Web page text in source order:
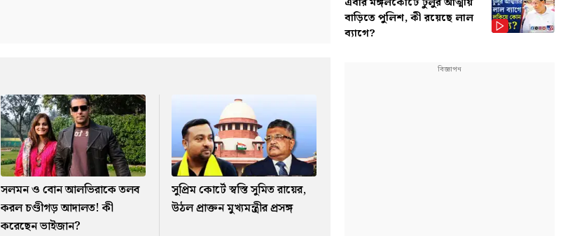
সলমন ও বোন আলভিরাকে তলব
করল চণ্ডীগড় আদালত! কী
করেছেন ভাইজান?
সুপ্রিম কোর্টে স্বস্তি সুমিত রায়ের,
উঠল প্রাক্তন মুখ্যমন্ত্রীর প্রসঙ্গ
বাড়িতে পুলিশ, কী রয়েছে লাল
ব্যাগে?